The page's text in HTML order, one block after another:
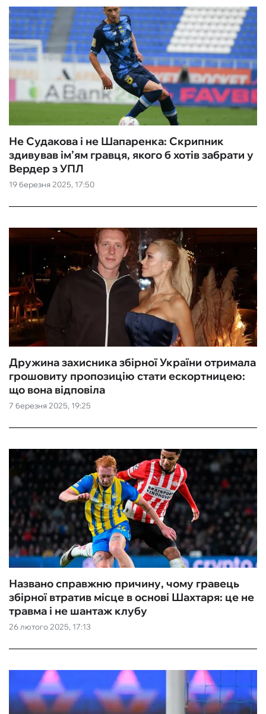
19 березня 2025, 17:50
Не Судакова і не Шапаренка: Скрипник
здивував ім’ям гравця, якого б хотів забрати у
Вердер з УПЛ
7 березня 2025, 19:25
Дружина захисника збірної України отримала
грошовиту пропозицію стати ескортницею:
що вона відповіла
26 лютого 2025, 17:13
Названо справжню причину, чому гравець
збірної втратив місце в основі Шахтаря: це не
травма і не шантаж клубу